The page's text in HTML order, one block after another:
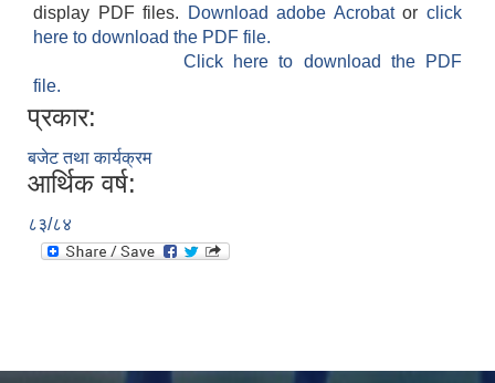
display PDF files.
Download adobe Acrobatorclick
here to download the PDF file.
Click here to download the PDF
file.
प्रकार:
बजेट तथा कार्यक्रम
आर्थिक वर्ष:
८३/८४